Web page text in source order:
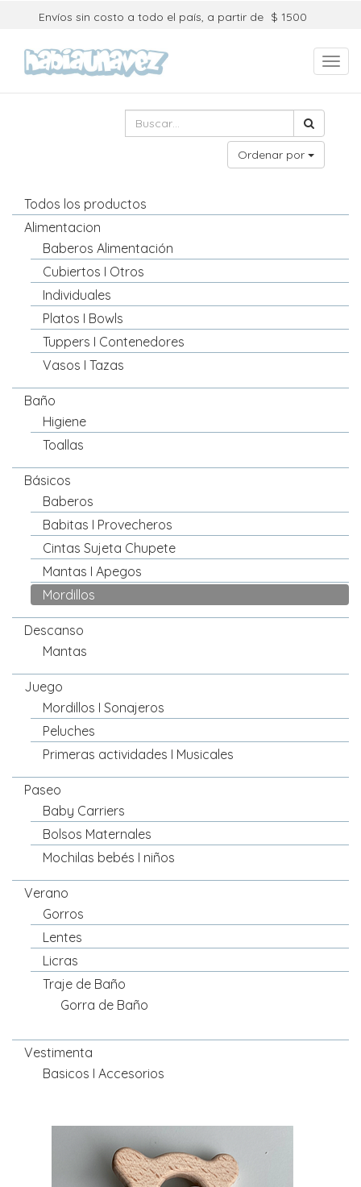
Envíos sin costo a todo el país, a partir de $ 1500
Ordenar por
Todos los productos
Alimentacion
Baberos Alimentación
Cubiertos I Otros
Individuales
Platos I Bowls
Tuppers I Contenedores
Vasos I Tazas
Baño
Higiene
Toallas
Básicos
Baberos
Babitas I Provecheros
Cintas Sujeta Chupete
Mantas I Apegos
Mordillos
Descanso
Mantas
Juego
Mordillos I Sonajeros
Peluches
Primeras actividades I Musicales
Paseo
Baby Carriers
Bolsos Maternales
Mochilas bebés I niños
Verano
Gorros
Lentes
Licras
Traje de Baño
Gorra de Baño
Vestimenta
Basicos I Accesorios